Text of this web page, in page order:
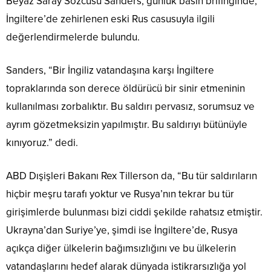
İngiltere’de zehirlenen eski Rus casusuyla ilgili
değerlendirmelerde bulundu.
Sanders, “Bir İngiliz vatandaşına karşı İngiltere
topraklarında son derece öldürücü bir sinir etmeninin
kullanılması zorbalıktır. Bu saldırı pervasız, sorumsuz ve
ayrım gözetmeksizin yapılmıştır. Bu saldırıyı bütünüyle
kınıyoruz.” dedi.
ABD Dışişleri Bakanı Rex Tillerson da, “Bu tür saldırıların
hiçbir meşru tarafı yoktur ve Rusya’nın tekrar bu tür
girişimlerde bulunması bizi ciddi şekilde rahatsız etmiştir.
Ukrayna’dan Suriye’ye, şimdi ise İngiltere’de, Rusya
açıkça diğer ülkelerin bağımsızlığını ve bu ülkelerin
vatandaşlarını hedef alarak dünyada istikrarsızlığa yol